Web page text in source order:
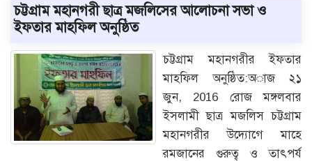
চট্টগ্রাম মহানগরী ছাত্র মজলিসের আলোচনা সভা ও
ইফতার মাহফিল অনুষ্ঠিত
চট্টগ্রাম মহানগরীর ইফতার
মাহফিল অনুষ্ঠিত:অাজ ২১
জুন, 2016 রোজ মঙ্গলবার
ইসলামী ছাত্র মজলিস চট্টগ্রাম
মহানগরীর উদ্যোগে মাহে
রমজানের গুরুত্ব ও তাৎপর্য